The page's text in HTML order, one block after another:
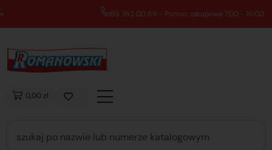
89 762 00 69 - Pomoc zakupowa 7:00 - 16:00
0,00 zł